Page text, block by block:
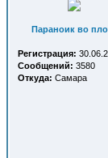
Параноик во
Регистрация:
Сообщений: 3580
Откуда: Самара